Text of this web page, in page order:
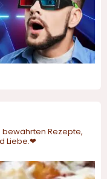
bewährten Rezepte,
Liebe.❤